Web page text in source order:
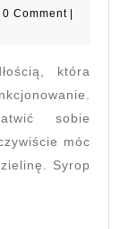
0 Comment |
która
sobie
móc
Syrop